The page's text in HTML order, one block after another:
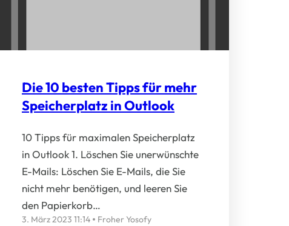
Die 10 besten Tipps für mehr
Speicherplatz in Outlook
10 Tipps für maximalen Speicherplatz
in Outlook 1. Löschen Sie unerwünschte
E-Mails: Löschen Sie E-Mails, die Sie
nicht mehr benötigen, und leeren Sie
den Papierkorb…
3. März 2023 11:14 Froher Yosofy